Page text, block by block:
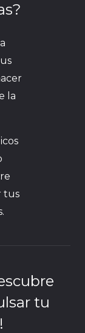
la
tus
tu